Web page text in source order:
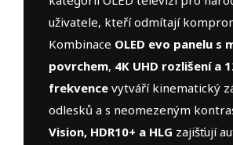
uživatele, kteří odmítají
Kombinace OLED evo panelu s
povrchem, 4K UHD rozlišení a
frekvence vytváří kinematický
odlesků a s neomezeným
Vision, HDR10+ a HLG zajišťují